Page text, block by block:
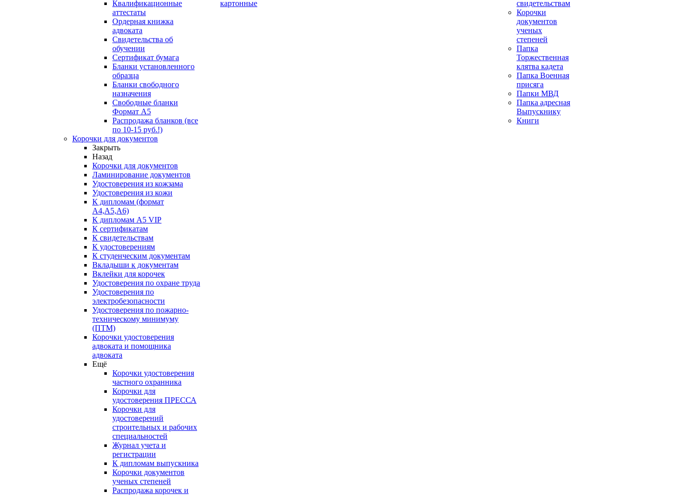
Квалификационные
аттестаты
Ордерная книжка
адвоката
Свидетельства об
обучении
Сертификат бумага
Бланки установленного
образца
Бланки свободного
назначения
Свободные бланки
Формат А5
Распродажа бланков (все
по 10-15 руб.!)
Корочки для документов
Закрыть
Назад
Корочки для документов
Ламинирование документов
Удостоверения из кожзама
Удостоверения из кожи
К дипломам (формат
А4,А5,А6)
К дипломам А5 VIP
К сертификатам
К свидетельствам
К удостоверениям
К студенческим документам
Вкладыши к документам
Вклейки для корочек
Удостоверения по охране труда
Удостоверения по
электробезопасности
Удостоверения по пожарно-
техническому минимуму
(ПТМ)
Корочки удостоверения
адвоката и помощника
адвоката
Ещё
Корочки удостоверения
частного охранника
Корочки для
удостоверения ПРЕССА
Корочки для
удостоверений
строительных и рабочих
специальностей
Журнал учета и
регистрации
К дипломам выпускника
Корочки документов
ученых степеней
Распродажа корочек и
картонные
свидетельствам
Корочки
документов
ученых
степеней
Папка
Торжественная
клятва кадета
Папка Военная
присяга
Папки МВД
Папка адресная
Выпускнику
Книги